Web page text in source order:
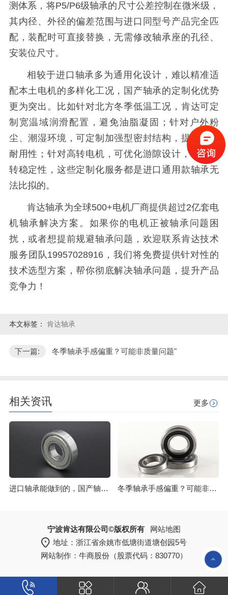
测体系，将P5/P6级轴承的尺寸公差控制在微米级，
其内径、外径的偏差范围与进口同型号产品完全匹
配，装配时可直接替换，无需修改轴承座的孔径、
安装位尺寸。
相较于进口轴承多为通用化设计，难以精准适
配本土电机的多样化工况，国产轴承的定制化优势
更为突出。比如针对北方冬季低温工况，肯达可定
制宽温域润滑配置，避免油脂凝固；针对户外粉
尘、潮湿环境，可定制加强型密封结构，提升轴承
耐用性；针对高转电机，可优化游隙设计，增强旋
转稳定性，这些定制化服务都是进口通用款轴承无
法比拟的。
肯达轴承为全球500+电机厂商提供超过2亿套电
机轴承解决方案。如果你的电机正被轴承问题困
扰，或者想提前规避轴承问题，欢迎联系肯达技术
服务团队19957028916，我们将免费提供针对性的
技术选型方案，帮你彻底解决轴承问题，提升产品
竞争力！
本文标签： 肯达轴承
下一篇: 冬季轴承手感偏重？可能非质量问题"
相关资讯 更多
进口轴承能做到的，国产轴承同样胜任 冬季轴承手感偏重？可能非质量问题
宁波肯达有限公司©版权所有
网站地图
地址：浙江省余姚市低塘街道塘创园5号
网站制作： 牛商股份 （股票代码：830770）